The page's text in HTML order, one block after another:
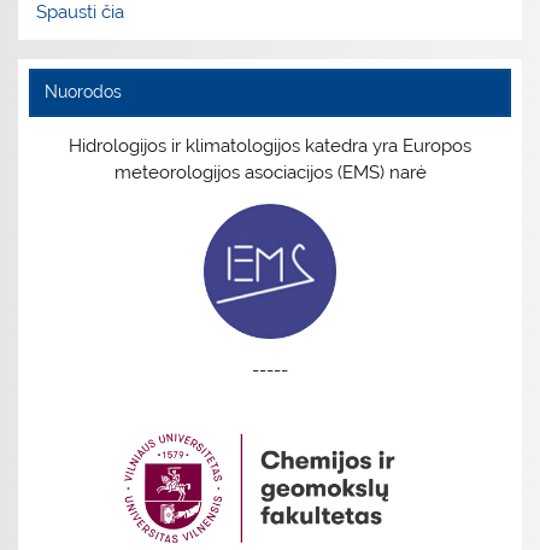
Spausti čia
Nuorodos
Hidrologijos ir klimatologijos katedra yra Europos
meteorologijos asociacijos (EMS) narė
-----